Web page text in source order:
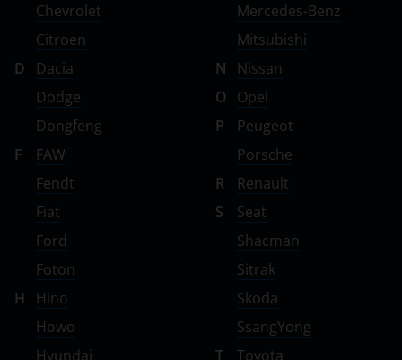
Chevrolet
Citroen
D
Dacia
Dodge
Dongfeng
F
FAW
Fendt
Fiat
Ford
Foton
H
Hino
Howo
Hyundai
Mercedes-Benz
Mitsubishi
N
Nissan
O
Opel
P
Peugeot
Porsche
R
Renault
S
Seat
Shacman
Sitrak
Skoda
SsangYong
T
Toyota